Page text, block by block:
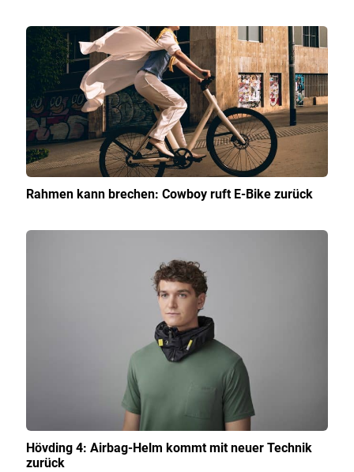
Rahmen kann brechen: Cowboy ruft E-Bike zurück
Hövding 4: Airbag-Helm kommt mit neuer Technik
zurück